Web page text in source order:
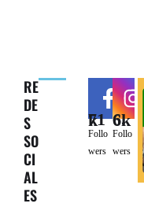
RE
DE
S
SO
CI
AL
ES
71k
Follo
wers
6.6k
Follo
wers